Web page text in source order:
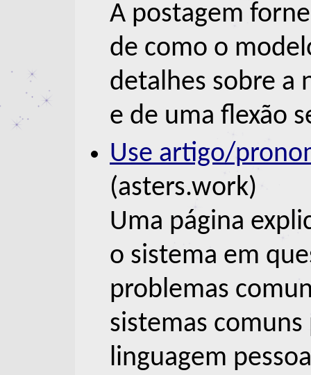
A postagem
de como o
detalhes sobre a
e de uma flexão
Use artigo/
(asters.work)
Uma página
o sistema em
problemas
sistemas
linguagem